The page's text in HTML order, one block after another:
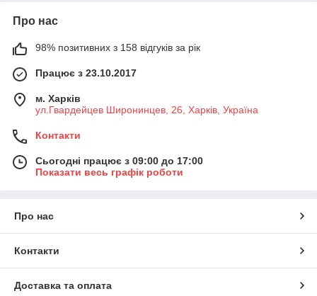
Про нас
98% позитивних з 158 відгуків за рік
Працює з 23.10.2017
м. Харків
ул.Гвардейцев Широнинцев, 26, Харків, Україна
Контакти
Сьогодні працює з 09:00 до 17:00
Показати весь графік роботи
Про нас
Контакти
Доставка та оплата